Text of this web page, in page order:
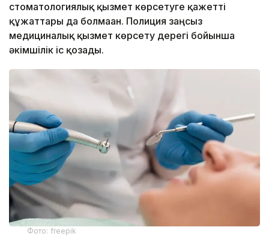
стоматологиялық қызмет көрсетуге қажетті
құжаттары да болмаған. Полиция заңсыз
медициналық қызмет көрсету дерегі бойынша
әкімшілік іс қозғады.
Фото: freepik